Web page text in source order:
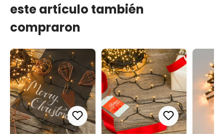
este artículo también
compraron